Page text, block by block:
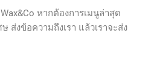
หากต้องการเมนูล่าสุด
ส่งข้อความถึงเรา แล้วเราจะส่ง